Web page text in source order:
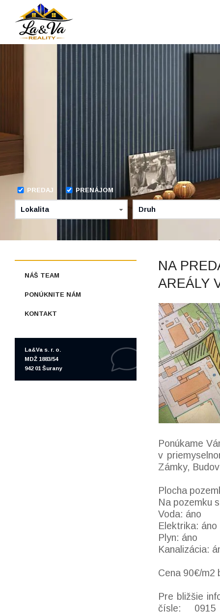
NA
AREÁLY
Ponúkame
v
Zámky,
Plocha
Na pozemku
Voda: áno
Elektrika: áno
Plyn: áno
Kanalizácia:
Cena 90€/m2
Pre bližšie
čísle:
NÁŠ TEAM
PONÚKNITE NÁM
KONTAKT
La&Va s. r. o.
MDŽ 1883/54
942 01 Šurany
PREDAJ PRENÁJOM
Lokalita Druh